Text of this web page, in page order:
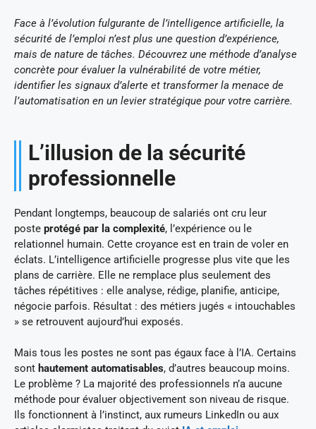
Face à l’évolution fulgurante de l’intelligence artificielle, la
sécurité de l’emploi n’est plus une question d’expérience,
mais de nature de tâches. Découvrez une méthode d’analyse
concrète pour évaluer la vulnérabilité de votre métier,
identifier les signaux d’alerte et transformer la menace de
l’automatisation en un levier stratégique pour votre carrière.
L’illusion de la sécurité
professionnelle
Pendant longtemps, beaucoup de salariés ont cru leur
poste protégé par la complexité, l’expérience ou le
relationnel humain. Cette croyance est en train de voler en
éclats. L’intelligence artificielle progresse plus vite que les
plans de carrière. Elle ne remplace plus seulement des
tâches répétitives : elle analyse, rédige, planifie, anticipe,
négocie parfois. Résultat : des métiers jugés « intouchables
» se retrouvent aujourd’hui exposés.
Mais tous les postes ne sont pas égaux face à l’IA. Certains
sont hautement automatisables, d’autres beaucoup moins.
Le problème ? La majorité des professionnels n’a aucune
méthode pour évaluer objectivement son niveau de risque.
Ils fonctionnent à l’instinct, aux rumeurs LinkedIn ou aux